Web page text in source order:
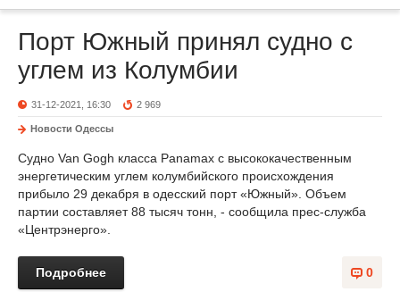
Порт Южный принял судно с
углем из Колумбии
31-12-2021, 16:30 2 969
Новости Одессы
Судно Van Gogh класса Panamax с высококачественным
энергетическим углем колумбийского происхождения
прибыло 29 декабря в одесский порт «Южный». Объем
партии составляет 88 тысяч тонн, - сообщила прес-служба
«Центрэнерго».
0
Подробнее